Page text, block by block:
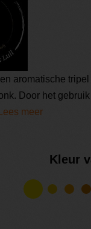
aromatische
Door het
Lees meer
Kleur